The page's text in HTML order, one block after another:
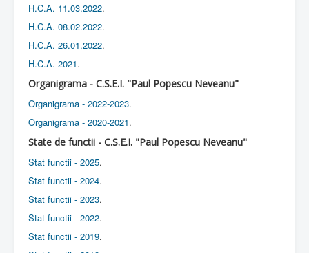
H.C.A. 11.03.2022.
H.C.A. 08.02.2022.
H.C.A. 26.01.2022.
H.C.A. 2021.
Organigrama - C.S.E.I. "Paul Popescu Neveanu"
Organigrama - 2022-2023.
Organigrama - 2020-2021.
State de functii - C.S.E.I. "Paul Popescu Neveanu"
Stat functii - 2025.
Stat functii - 2024.
Stat functii - 2023.
Stat functii - 2022.
Stat functii - 2019.